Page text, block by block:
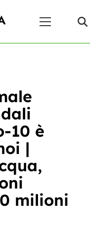
Principale
10 è
|
milioni